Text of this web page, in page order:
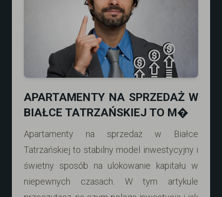
APARTAMENTY NA SPRZEDAŻ W
BIAŁCE TATRZAŃSKIEJ TO M�
Apartamenty na sprzedaż w Białce
Tatrzańskiej to stabilny model inwestycyjny i
świetny sposób na ulokowanie kapitału w
niepewnych czasach. W tym artykule